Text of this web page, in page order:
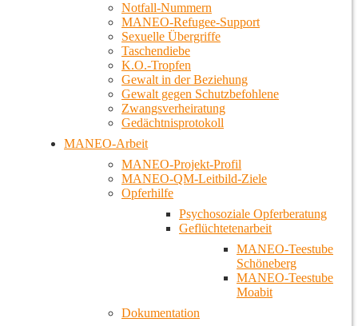
Notfall-Nummern
MANEO-Refugee-Support
Sexuelle Übergriffe
Taschendiebe
K.O.-Tropfen
Gewalt in der Beziehung
Gewalt gegen Schutzbefohlene
Zwangsverheiratung
Gedächtnisprotokoll
MANEO-Arbeit
MANEO-Projekt-Profil
MANEO-QM-Leitbild-Ziele
Opferhilfe
Psychosoziale Opferberatung
Geflüchtetenarbeit
MANEO-Teestube
Schöneberg
MANEO-Teestube
Moabit
Dokumentation